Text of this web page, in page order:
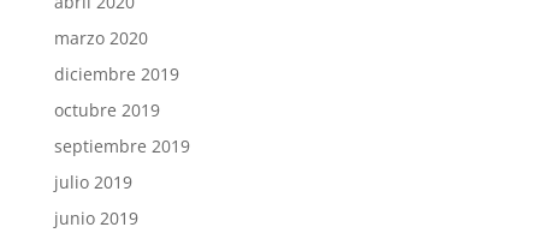
marzo 2020
diciembre 2019
octubre 2019
septiembre 2019
julio 2019
junio 2019